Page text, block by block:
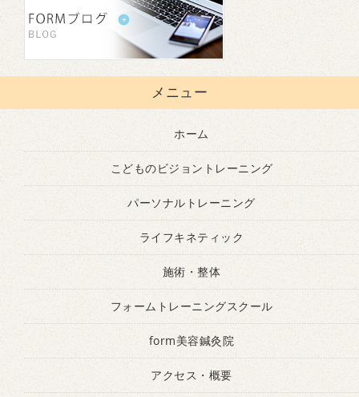
メニュー
ホーム
こどものビジョントレーニング
パーソナルトレーニング
ライフキネティック
施術・整体
フォームトレーニングスクール
form美容鍼灸院
アクセス・概要